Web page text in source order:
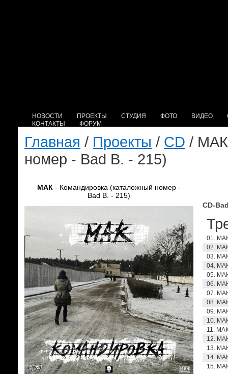
НОВОСТИ ПРОЕКТЫ СТУДИЯ ФОТО ВИДЕО
КОНТАКТЫ
ФОРУМ
Главная / Проекты / CD / МАК
номер - Bad B. - 215)
МАК - Командировка (каталожный номер -
Bad B. - 215)
CD-
01.
02.
03.
04.
05.
06.
07.
08.
09.
10.
11.
12.
13.
14.
15.